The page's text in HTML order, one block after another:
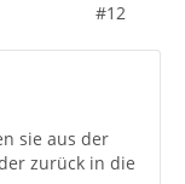
#12
sie aus der
zurück in die